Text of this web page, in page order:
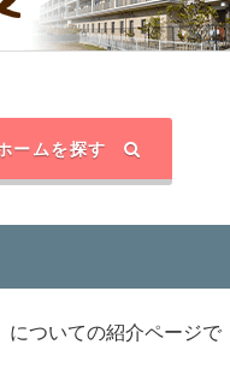
ームを探す
についての紹介ページで